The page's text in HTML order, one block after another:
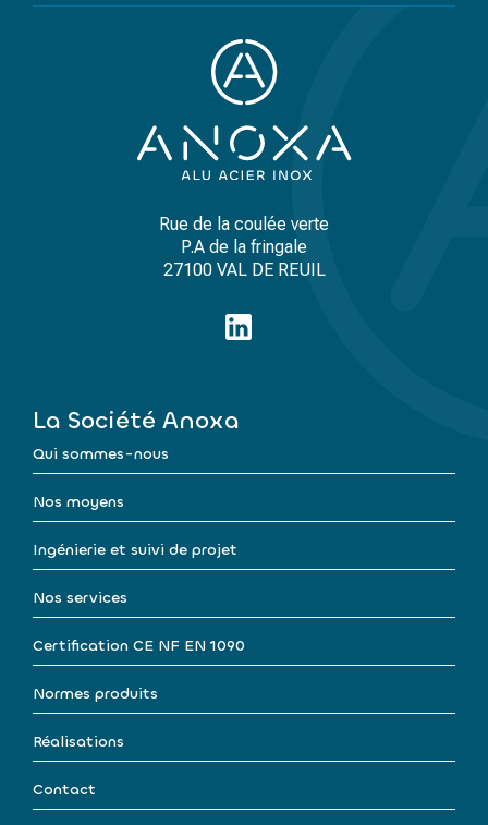
Rue de la coulée verte
P.A de la fringale
27100 VAL DE REUIL
La Société Anoxa
Qui sommes-nous
Nos moyens
Ingénierie et suivi de projet
Nos services
Certification CE NF EN 1090
Normes produits
Réalisations
Contact